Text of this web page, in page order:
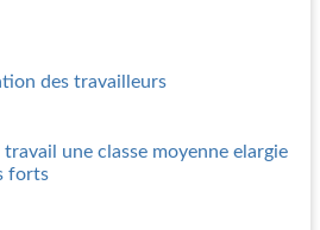
des travailleurs
une classe moyenne elargie
forts